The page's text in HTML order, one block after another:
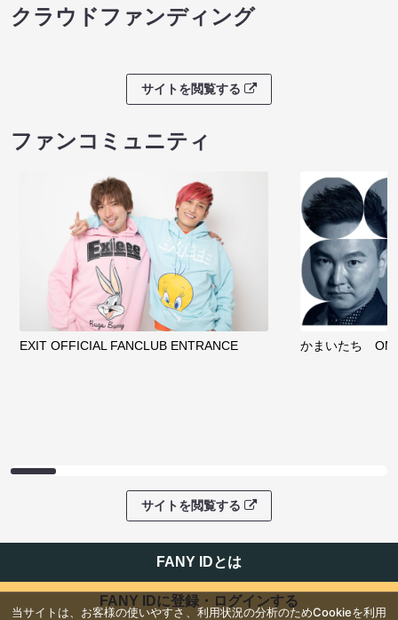
クラウドファンディング
サイトを閲覧する
ファンコミュニティ
EXIT OFFICIAL FANCLUB ENTRANCE かまいたち
サイトを閲覧する
FANY IDとは
FANY IDに登録・ログインする
当サイトは、お客様の使いやすさ、利用状況の分析のためCookieを利用